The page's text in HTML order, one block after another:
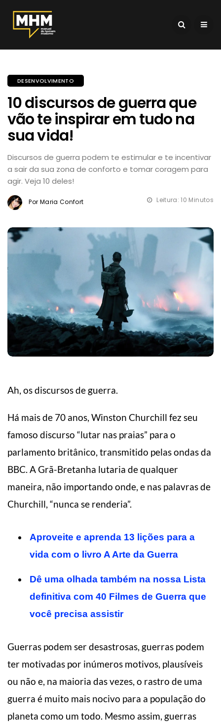
DESENVOLVIMENTO
10 discursos de guerra que
vão te inspirar em tudo na
sua vida!
Discursos de guerra podem te estimular e te incentivar
a sair da sua zona de conforto e tomar coragem para
agir. Veja 10 deles!
Por Maria Confort Leitura: 10 Minutos
Ah, os discursos de guerra.
Há mais de 70 anos, Winston Churchill fez seu
famoso discurso “lutar nas praias” para o
parlamento britânico, transmitido pelas ondas da
BBC. A Grã-Bretanha lutaria de qualquer
maneira, não importando onde, e nas palavras de
Churchill, “nunca se renderia”.
Aproveite e aprenda 13 lições para a
vida com o livro A Arte da Guerra
Dê uma olhada também na nossa Lista
definitiva com 40 Filmes de Guerra que
você precisa assistir
Guerras podem ser desastrosas, guerras podem
ter motivadas por inúmeros motivos, plausíveis
ou não e, na maioria das vezes, o rastro de uma
guerra é muito mais nocivo para a população do
planeta como um todo. Mesmo assim, guerras